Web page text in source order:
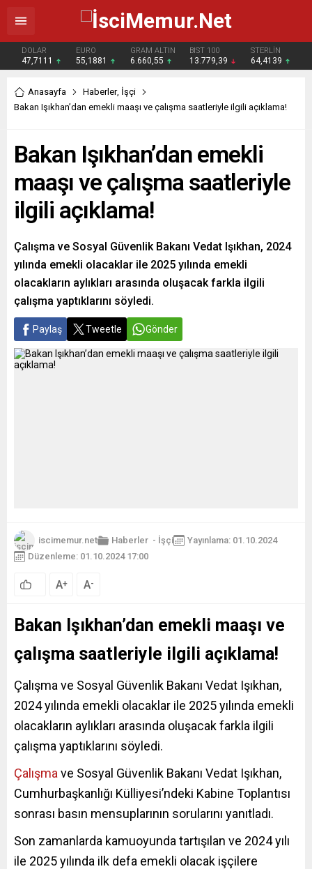
DOLAR
47,7111
EURO
55,1881
GRAM ALTIN
6.660,55
BIST 100
13.779,39
STERLİN
64,4139
Anasayfa Haberler, İşçi
Bakan Işıkhan’dan emekli maaşı ve çalışma saatleriyle ilgili açıklama!
Bakan Işıkhan’dan emekli
maaşı ve çalışma saatleriyle
ilgili açıklama!
Çalışma ve Sosyal Güvenlik Bakanı Vedat Işıkhan, 2024
yılında emekli olacaklar ile 2025 yılında emekli
olacakların aylıkları arasında oluşacak farkla ilgili
çalışma yaptıklarını söyledi.
Paylaş Tweetle Gönder
iscimemur.net Haberler - İşçi
Yayınlama: 01.10.2024
Düzenleme: 01.10.2024 17:00
A+ A-
Bakan Işıkhan’dan emekli maaşı ve
çalışma saatleriyle ilgili açıklama!
Çalışma ve Sosyal Güvenlik Bakanı Vedat Işıkhan,
2024 yılında emekli olacaklar ile 2025 yılında emekli
olacakların aylıkları arasında oluşacak farkla ilgili
çalışma yaptıklarını söyledi.
Çalışma ve Sosyal Güvenlik Bakanı Vedat Işıkhan,
Cumhurbaşkanlığı Külliyesi’ndeki Kabine Toplantısı
sonrası basın mensuplarının sorularını yanıtladı.
Son zamanlarda kamuoyunda tartışılan ve 2024 yılı
ile 2025 yılında ilk defa emekli olacak işçilere